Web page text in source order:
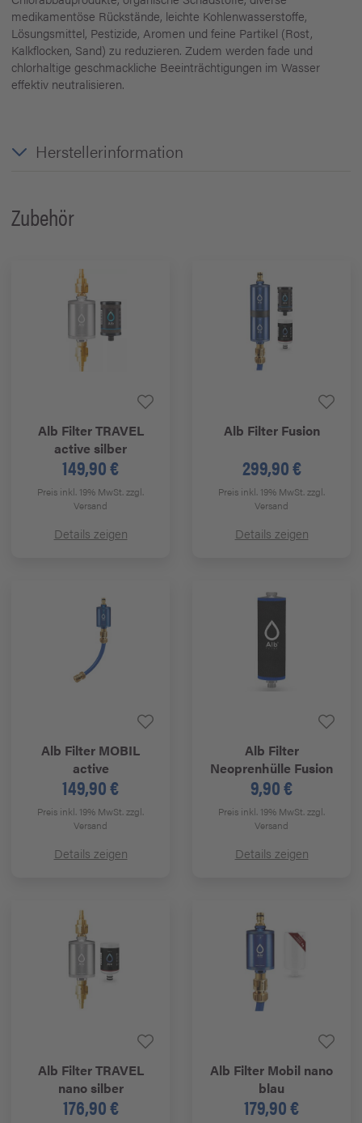
medikamentöse Rückstände, leichte Kohlenwasserstoffe,
Lösungsmittel, Pestizide, Aromen und feine Partikel (Rost,
Kalkflocken, Sand) zu reduzieren. Zudem werden fade und
chlorhaltige geschmackliche Beeinträchtigungen im Wasser
effektiv neutralisieren.
Herstellerinformation
Zubehör
Alb Filter TRAVEL
active silber
149,90 €
Preis inkl. 19% MwSt.zzgl.
Versand
Details zeigen
Alb Filter Fusion
299,90 €
Preis inkl. 19% MwSt.zzgl.
Versand
Details zeigen
Alb Filter MOBIL
active
149,90 €
Preis inkl. 19% MwSt.zzgl.
Versand
Details zeigen
Alb Filter
Neoprenhülle Fusion
9,90 €
Preis inkl. 19% MwSt.zzgl.
Versand
Details zeigen
Alb Filter TRAVEL
nano silber
176,90 €
Alb Filter Mobil nano
blau
179,90 €